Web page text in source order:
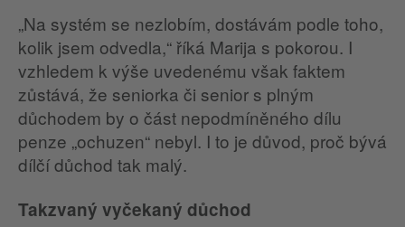
„Na systém se nezlobím, dostávám podle toho,
kolik jsem odvedla,“ říká Marija s pokorou. I
vzhledem k výše uvedenému však faktem
zůstává, že seniorka či senior s plným
důchodem by o část nepodmíněného dílu
penze „ochuzen“ nebyl. I to je důvod, proč bývá
dílčí důchod tak malý.
Takzvaný vyčekaný důchod